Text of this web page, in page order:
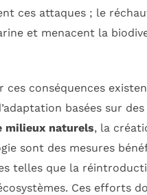
ces attaques ; le
et menacent la
conséquences
basées sur
milieux naturels, la
sont des mesures
telles que la
Ces efforts